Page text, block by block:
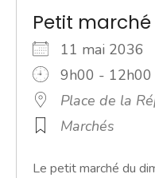
Petit
11 mai 2036
9h00 - 12h00
Place de la
Marchés
Le petit marché du